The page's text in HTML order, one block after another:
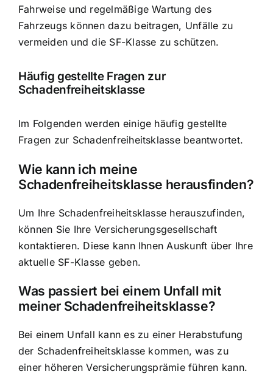
Fahrweise und regelmäßige Wartung des
Fahrzeugs können dazu beitragen, Unfälle zu
vermeiden und die SF-Klasse zu schützen.
Häufig gestellte Fragen zur
Schadenfreiheitsklasse
Im Folgenden werden einige häufig gestellte
Fragen zur Schadenfreiheitsklasse beantwortet.
Wie kann ich meine
Schadenfreiheitsklasse herausfinden?
Um Ihre Schadenfreiheitsklasse herauszufinden,
können Sie Ihre Versicherungsgesellschaft
kontaktieren. Diese kann Ihnen Auskunft über Ihre
aktuelle SF-Klasse geben.
Was passiert bei einem Unfall mit
meiner Schadenfreiheitsklasse?
Bei einem Unfall kann es zu einer Herabstufung
der Schadenfreiheitsklasse kommen, was zu
einer höheren Versicherungsprämie führen kann.